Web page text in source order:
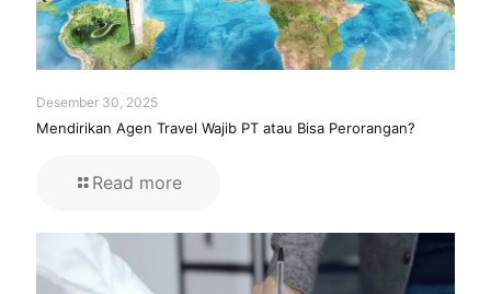
Desember 30, 2025
Mendirikan Agen Travel Wajib PT atau Bisa Perorangan?
Read more